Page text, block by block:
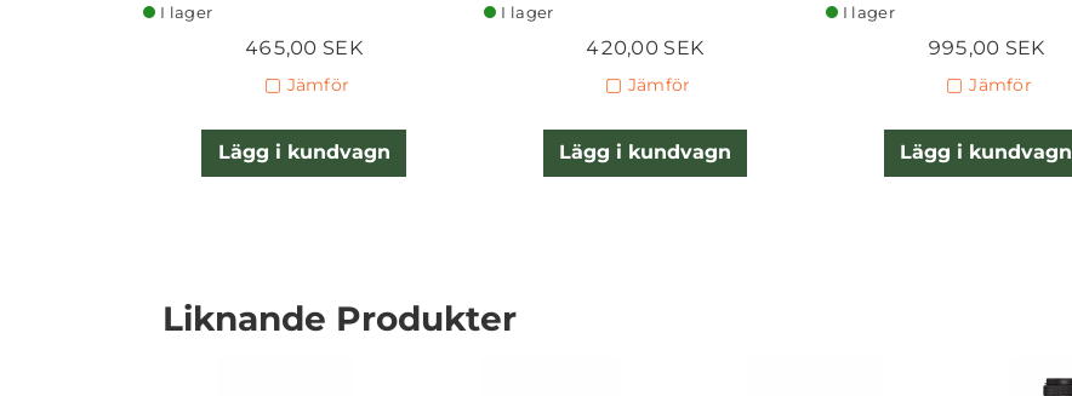
I lager
465,00 SEK
Jämför
Lägg i kundvagn
I lager
420,00 SEK
Jämför
Lägg i kundvagn
I lager
995,00 SEK
Jämför
Lägg i kundvagn
Liknande Produkter